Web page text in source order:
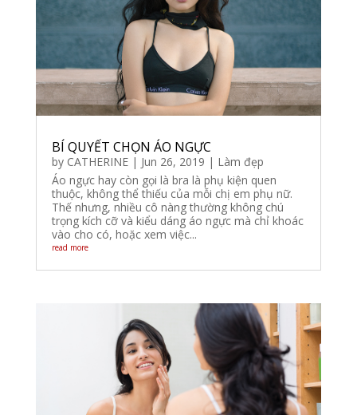
BÍ QUYẾT CHỌN ÁO NGỰC
by CATHERINE| Jun 26, 2019 | Làm đẹp
Áo ngực hay còn gọi là bra là phụ kiện quen
thuộc, không thể thiếu của mỗi chị em phụ nữ.
Thế nhưng, nhiều cô nàng thường không chú
trọng kích cỡ và kiểu dáng áo ngực mà chỉ khoác
vào cho có, hoặc xem việc...
read more